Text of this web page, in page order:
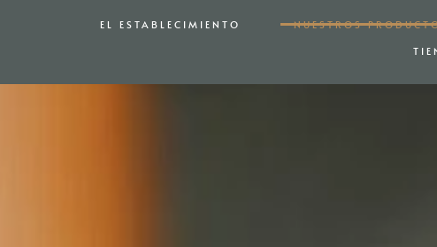
EL ESTABLECIMIENTO
NUESTROS